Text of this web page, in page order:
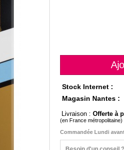
Stock Internet :
Magasin Nantes :
Livraison : Offerte à
(en France métropolitaine)
Commandée Lundi